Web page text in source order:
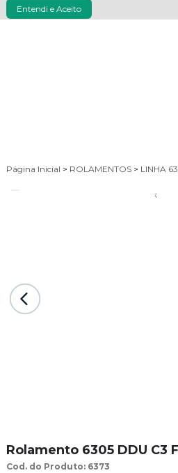
Entendi e Aceito
Página Inicial > ROLAMENTOS > LINHA
Rolamento 6305 DDU C3
Cod. do Produto: 6373